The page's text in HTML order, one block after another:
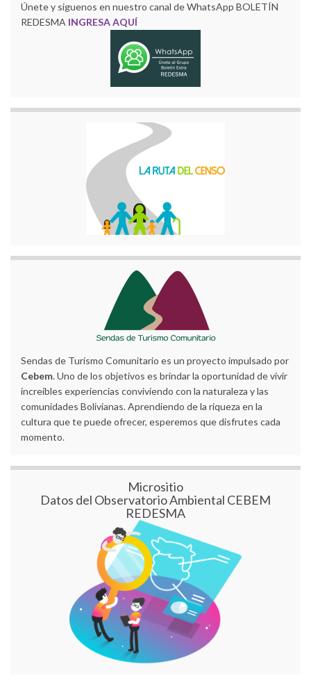
Únete y siguenos en nuestro canal de WhatsApp BOLETÍN
REDESMA INGRESA AQUÍ
Sendas de Turismo Comunitario es un proyecto impulsado por
Cebem. Uno de los objetivos es brindar la oportunidad de vivir
increíbles experiencias conviviendo con la naturaleza y las
comunidades Bolivianas. Aprendiendo de la riqueza en la
cultura que te puede ofrecer, esperemos que disfrutes cada
momento.
Micrositio
Datos del Observatorio Ambiental CEBEM
REDESMA